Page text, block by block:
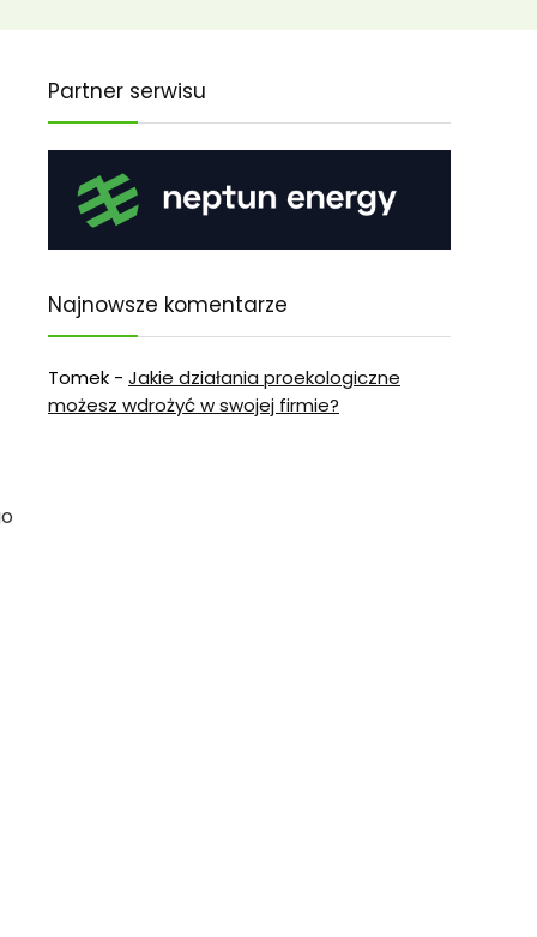
Partner serwisu
Najnowsze komentarze
Tomek - Jakie działania proekologiczne
możesz wdrożyć w swojej firmie?